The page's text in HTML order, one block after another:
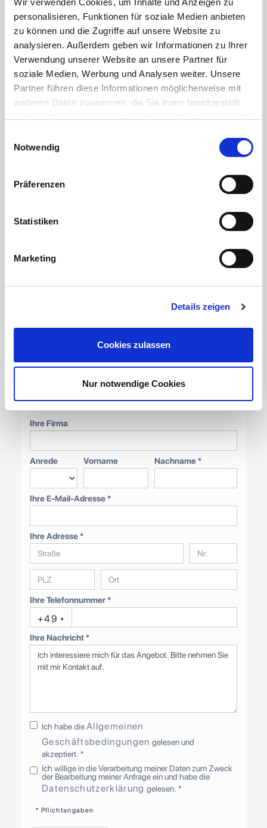
Wir verwenden Cookies, um Inhalte und Anzeigen zu
personalisieren, Funktionen für soziale Medien anbieten
zu können und die Zugriffe auf unsere Website zu
analysieren. Außerdem geben wir Informationen zu Ihrer
Verwendung unserer Website an unsere Partner für
soziale Medien, Werbung und Analysen weiter. Unsere
Partner führen diese Informationen möglicherweise mit
weiteren Daten zusammen, die Sie ihnen bereitgestellt
Notwendig
Präferenzen
Statistiken
Marketing
Details zeigen
Cookies zulassen
Nur notwendige Cookies
Sonstiges
Hinweis: Bitte haben Sie dafür Verständnis,
dass alle Angaben und Preise sowie
Reservierungen unverbindlich sind und
immer nur vorbehaltlich der Zustimmung
des Eigentümers gelten. Ein
Rechtsanspruch auf einen Kauf- oder
Gegenzeichnung desselbigen durch den
Alle objektbezogenen Angaben im Exposé
und Vollständigkeit wurde von uns nicht
Haftung.
Objektunterlagen und des von uns erstellten
Exposés sind nicht gestattet. Bei
Direktanfrage
Ihre Firma
Anrede Vorname Nachname *
Ihre E-Mail-Adresse *
Ihre Adresse *
Ihre Telefonnummer *
+49 ▾
Ihre Nachricht *
Ich habe dieAllgemeinen
Geschäftsbedingungen gelesen und
akzeptiert. *
Ich willige in die Verarbeitung meiner Daten zum Zweck
der Bearbeitung meiner Anfrage ein und habe die
Datenschutzerklärung gelesen. *
* Pflichtangaben